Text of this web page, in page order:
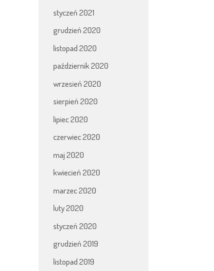
styczeń 2021
grudzień 2020
listopad 2020
październik 2020
wrzesień 2020
sierpień 2020
lipiec 2020
czerwiec 2020
maj 2020
kwiecień 2020
marzec 2020
luty 2020
styczeń 2020
grudzień 2019
listopad 2019